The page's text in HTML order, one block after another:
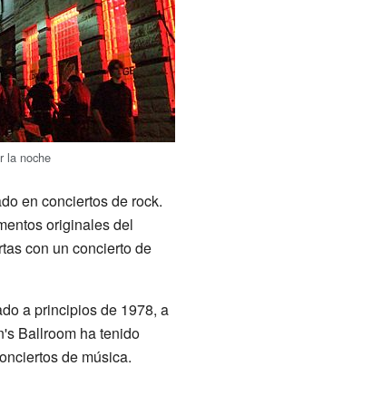
la noche
en conciertos de rock.
originales del
con un concierto de
a principios de 1978, a
Ballroom ha tenido
de música.